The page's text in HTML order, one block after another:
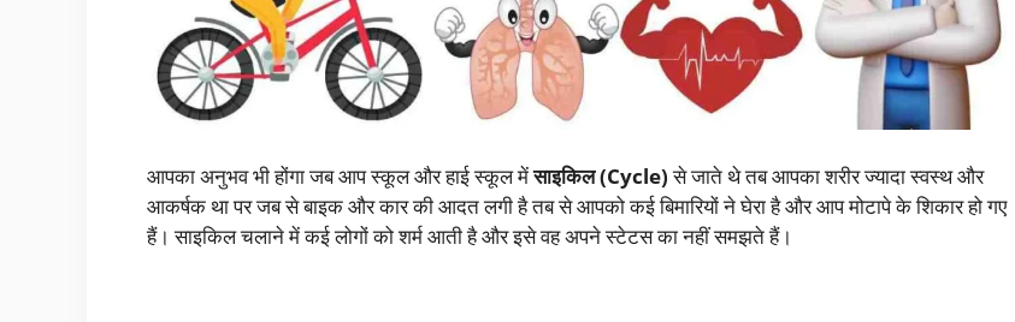
आपका अनुभव भी होंगा जब आप स्कूल और हाई स्कूल मेंसाइकिल (Cycle)से जाते थे तब आपका शरीर ज्यादा स्वस्थ और
आकर्षक था पर जब से बाइक और कार की आदत लगी है तब से आपको कई बिमारियों ने घेरा है और आप मोटापे के शिकार हो गए
हैं। साइकिल चलाने में कई लोगों को शर्म आती है और इसे वह अपने स्टेटस का नहीं समझते हैं।